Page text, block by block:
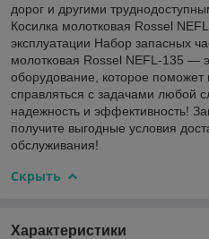
дорог и другими
Косилка молотковая Rossel
эксплуатации Набор запасных
молотковая Rossel NEFL-135 —
оборудование, которое поможет
справляться с задачами любой
надежность и эффективность!
получите выгодные условия
обслуживания!
Скрыть
Характеристики